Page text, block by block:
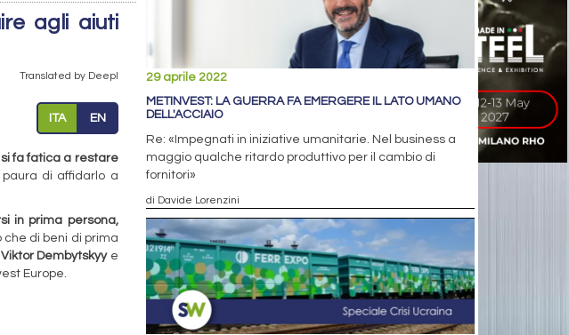
agli aiuti
Translated by Deepl
ITA EN
fa fatica a restare
di affidarlo a
in prima persona,
di beni di prima
Viktor Dembytskyye
Europe.
29 aprile 2022
METINVEST: LA GUERRA FA EMERGERE IL LATO UMANO
DELL'ACCIAIO
Re: «Impegnati in iniziative umanitarie. Nel business a
maggio qualche ritardo produttivo per il cambio di
fornitori»
di Davide Lorenzini